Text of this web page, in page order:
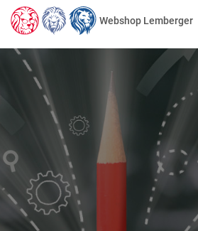
Webshop Lemberger